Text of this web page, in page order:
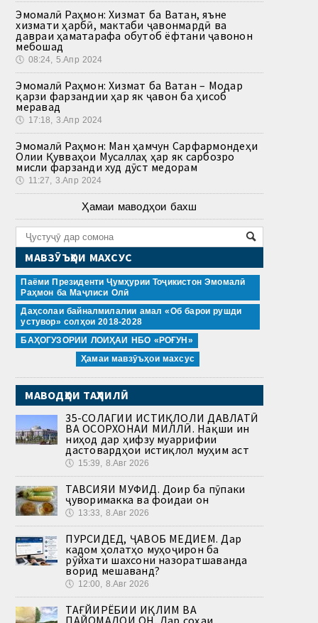
Эмомалӣ Раҳмон: Хизмат ба Ватан, яъне
хизмати ҳарбӣ, мактаби ҷавонмардӣ ва
давраи ҳаматарафа обутоб ёфтани ҷавонон
мебошад
🕔 08:24, 5.Апр 2024
Эмомалӣ Раҳмон: Хизмат ба Ватан – Модар
қарзи фарзандии ҳар як ҷавон ба ҳисоб
меравад
🕔 17:18, 3.Апр 2024
Эмомалӣ Раҳмон: Ман ҳамчун Сарфармондеҳи
Олии Қувваҳои Мусаллаҳ ҳар як сарбозро
мисли фарзанди худ дӯст медорам
🕔 11:27, 3.Апр 2024
Ҳамаи маводҳои бахш
МАВЗӮЪҲОИ МАХСУС
Паёми Президенти Ҷумҳурии Тоҷикистон Эмомалӣ
Раҳмон ба Маҷлиси Олӣ
Даҳсолаи байналмилалии амал «Об барои рушди
устувор» солҳои 2018-2028
БАҲОГУЗОРИИ ЛОИҲАИ НБО «РОҒУН»
Ҳамаи мавзӯъҳои махсус
МАВОДҲОИ ТАҲЛИЛӢ
35-СОЛАГИИ ИСТИҚЛОЛИ ДАВЛАТӢ
ВА ОСОРХОНАИ МИЛЛӢ. Нақши ин
ниҳод дар ҳифзу муаррифии
дастовардҳои истиқлол муҳим аст
🕔 15:39, 8.Авг 2026
ТАВСИЯИ МУФИД. Доир ба пӯпаки
ҷуворимакка ва фоидаи он
🕔 13:33, 8.Авг 2026
ПУРСИДЕД, ҶАВОБ МЕДИҲЕМ. Дар
кадом ҳолатҳо муҳоҷирон ба
рӯйхати шахсони назоратшаванда
ворид мешаванд?
🕔 12:00, 8.Авг 2026
ТАҒЙИРЁБИИ ИҚЛИМ ВА